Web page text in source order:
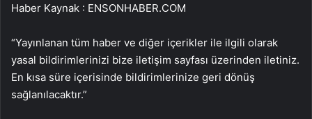
Haber Kaynak : ENSONHABER.COM
“Yayınlanan tüm haber ve diğer içerikler ile ilgili olarak
yasal bildirimlerinizi bize iletişim sayfası üzerinden iletiniz.
En kısa süre içerisinde bildirimlerinize geri dönüş
sağlanılacaktır.”